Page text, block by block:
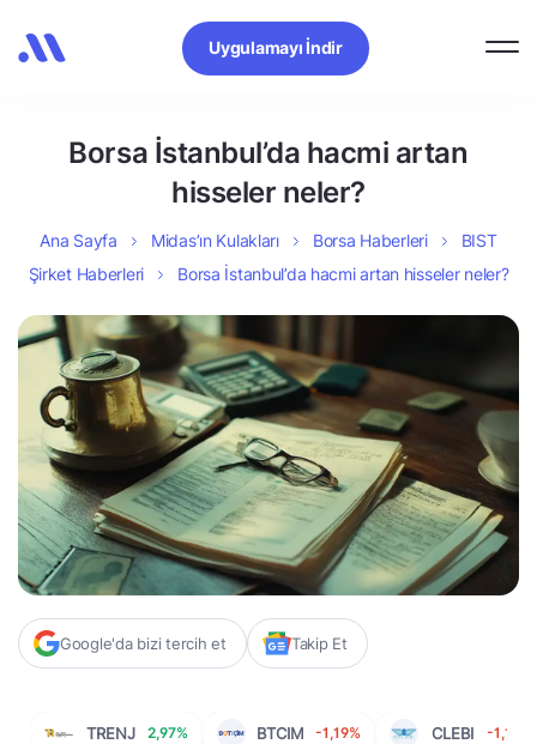
Uygulamayı İndir
Borsa İstanbul’da hacmi artan
hisseler neler?
Ana Sayfa Midas’ın Kulakları Borsa Haberleri
BIST
Şirket Haberleri
Borsa İstanbul’da hacmi artan hisseler neler?
Google'da bizi tercih et Takip Et
TRENJ 2,97% BTCIM -1,19% CLEBI -1,10%